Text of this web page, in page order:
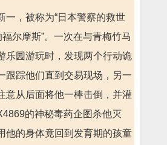
一，被称为“日本警察的救世
福尔摩斯”。一次在与青梅竹马
乐园游玩时，发现两个行动诡
跟踪他们直到交易现场，另一
意从后面将他一棒击倒，并灌
的神秘毒药企图杀他灭
他的身体竟回到发育期的孩童